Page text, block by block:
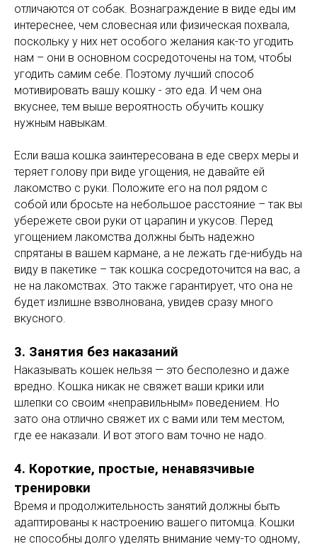
отличаются от собак. Вознаграждение в виде еды им
интереснее, чем словесная или физическая похвала,
поскольку у них нет особого желания как-то угодить
нам – они в основном сосредоточены на том, чтобы
угодить самим себе. Поэтому лучший способ
мотивировать вашу кошку - это еда. И чем она
вкуснее, тем выше вероятность обучить кошку
нужным навыкам.
Если ваша кошка заинтересована в еде сверх меры и
теряет голову при виде угощения, не давайте ей
лакомство с руки. Положите его на пол рядом с
собой или бросьте на небольшое расстояние – так вы
убережете свои руки от царапин и укусов. Перед
угощением лакомства должны быть надежно
спрятаны в вашем кармане, а не лежать где-нибудь на
виду в пакетике – так кошка сосредоточится на вас, а
не на лакомствах. Это также гарантирует, что она не
будет излишне взволнована, увидев сразу много
вкусного.
3. Занятия без наказаний
Наказывать кошек нельзя — это бесполезно и даже
вредно. Кошка никак не свяжет ваши крики или
шлепки со своим «неправильным» поведением. Но
зато она отлично свяжет их с вами или тем местом,
где ее наказали. И вот этого вам точно не надо.
4. Короткие, простые, ненавязчивые
тренировки
Время и продолжительность занятий должны быть
адаптированы к настроению вашего питомца. Кошки
не способны долго уделять внимание чему-то одному,